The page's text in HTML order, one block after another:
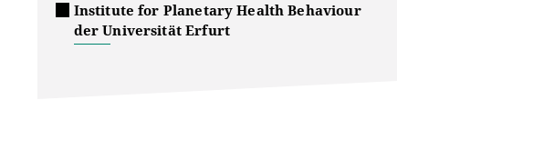
Institute for Planetary Health Behaviour
der Universität Erfurt